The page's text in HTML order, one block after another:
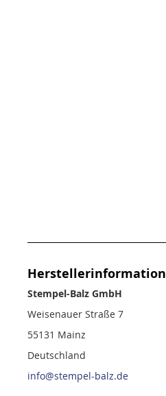
Herstellerinformation
Stempel-Balz GmbH
Weisenauer Straße 7
55131 Mainz
Deutschland
info@stempel-balz.de